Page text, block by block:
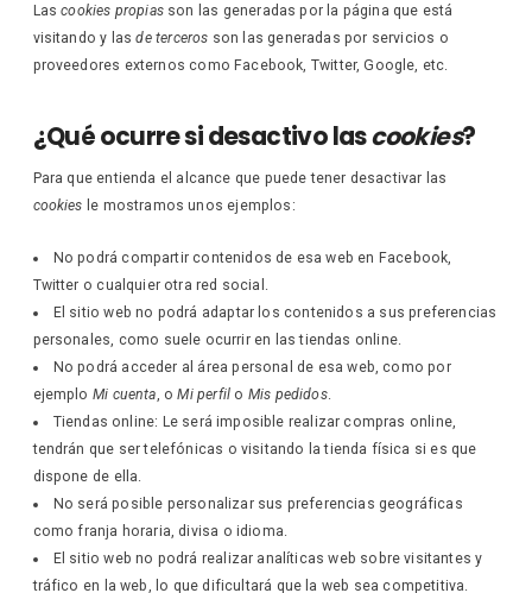
Lascookies propiasson las generadas por la página que está
visitando y lasde terceros son las generadas por servicios o
proveedores externos como Facebook, Twitter, Google, etc.
¿Qué ocurre si desactivo lascookies?
Para que entienda el alcance que puede tener desactivar las
cookies le mostramos unos ejemplos:
No podrá compartir contenidos de esa web en Facebook,
Twitter o cualquier otra red social.
El sitio web no podrá adaptar los contenidos a sus preferencias
personales, como suele ocurrir en las tiendas online.
No podrá acceder al área personal de esa web, como por
ejemplo Mi cuenta, oMi perfil o Mis pedidos.
Tiendas online: Le será imposible realizar compras online,
tendrán que ser telefónicas o visitando la tienda física si es que
dispone de ella.
No será posible personalizar sus preferencias geográficas
como franja horaria, divisa o idioma.
El sitio web no podrá realizar analíticas web sobre visitantes y
tráfico en la web, lo que dificultará que la web sea competitiva.